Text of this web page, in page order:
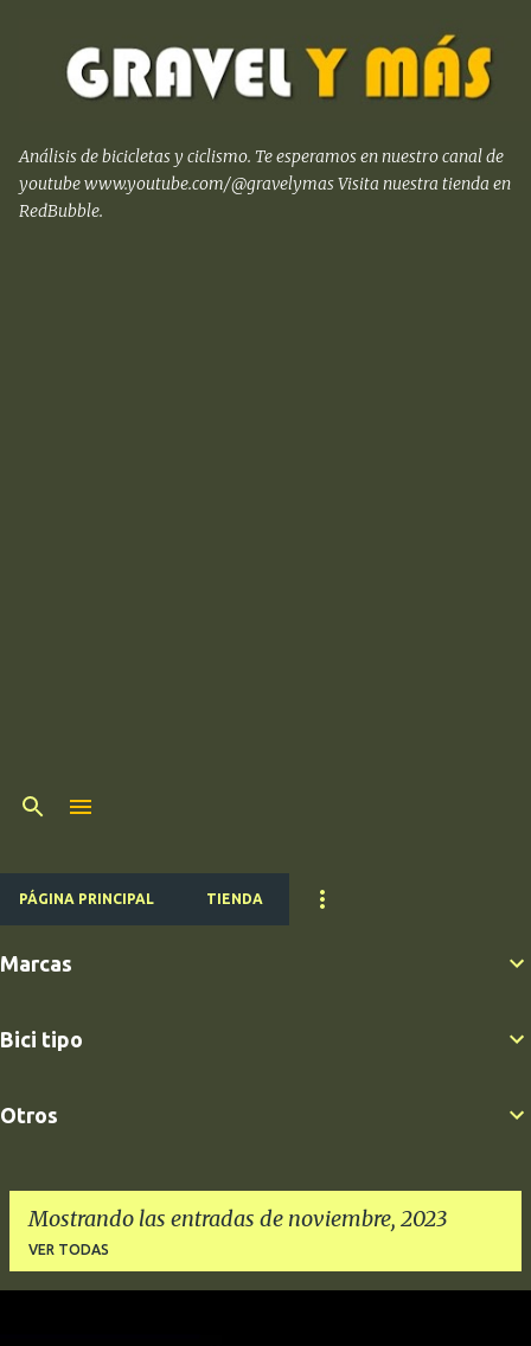
Análisis de bicicletas y ciclismo. Te esperamos en nuestro canal de
youtube www.youtube.com/@gravelymas Visita nuestra tienda en
RedBubble.
PÁGINA PRINCIPAL TIENDA
Marcas
Bici tipo
Otros
Mostrando las entradas de noviembre, 2023
VER TODAS